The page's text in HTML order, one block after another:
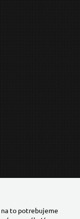
50, NAREX
na to potrebujeme